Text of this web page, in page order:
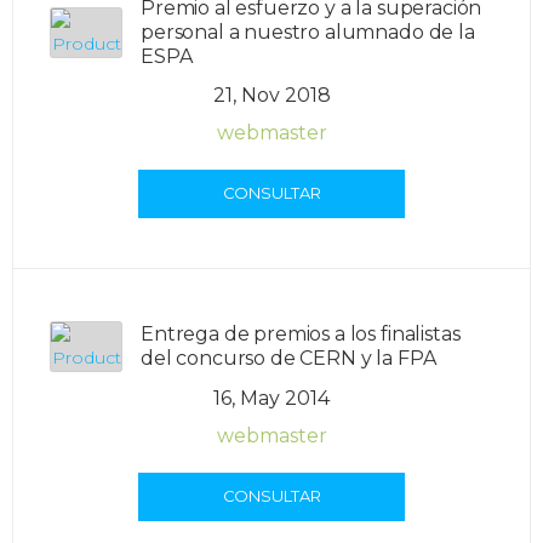
Premio al esfuerzo y a la superación
personal a nuestro alumnado de la
ESPA
21, Nov 2018
webmaster
CONSULTAR
Entrega de premios a los finalistas
del concurso de CERN y la FPA
16, May 2014
webmaster
CONSULTAR